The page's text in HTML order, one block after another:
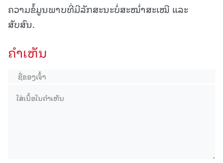
ຄວາມຂໍ້ມູນພາບທີ່ມີລັກສະນະບໍ່ສະໝໍ່າສະເໝີ ແລະ
ສັບສົນ.
ຄໍາເຫັນ